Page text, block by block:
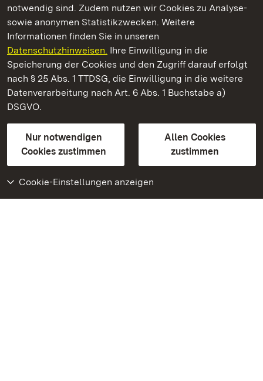
notwendig sind. Zudem nutzen wir Cookies zu Analyse-
sowie anonymen Statistikzwecken. Weitere
Informationen finden Sie in unseren
Datenschutzhinweisen. Ihre Einwilligung in die
Speicherung der Cookies und den Zugriff darauf erfolgt
nach § 25 Abs. 1 TTDSG, die Einwilligung in die weitere
Datenverarbeitung nach Art. 6 Abs. 1 Buchstabe a)
DSGVO.
Nur notwendigen
Cookies zustimmen
Allen Cookies
zustimmen
Cookie-Einstellungen anzeigen
Staatliche Schlösser und Gärten Baden‑Württemberg
Staatliche Schlösser und Gärten Baden-Württemberg
Kontakt
GebärdenspracheLeichte Sprache
Erklärung zur Barrierefreiheit
BITV-konform (geprüfte Seiten)
Weiteres